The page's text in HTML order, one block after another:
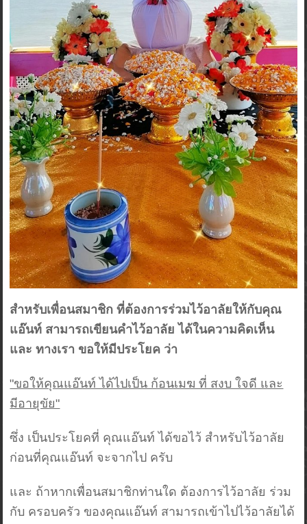
สำหรับเพื่อนสมาชิก ที่ต้องการร่วมไว้อาลัยให้กับคุณ
แอ๊นท์ สามารถเขียนคำไว้อาลัย ได้ในความคิดเห็น
และ ทางเรา ขอให้มีประโยค ว่า
"ขอให้คุณแอ๊นท์ ได้ไปเป็น ก้อนเมฆ ที่ สงบ ใจดี และ
มีอายุขัย"
ซึ่ง เป็นประโยคที่ คุณแอ๊นท์ ได้ขอไว้ สำหรับไว้อาลัย
ก่อนที่คุณแอ๊นท์ จะจากไป ครับ
และ ถ้าหากเพื่อนสมาชิกท่านใด ต้องการไว้อาลัย ร่วม
กับ ครอบครัว ของคุณแอ๊นท์ สามารถเข้าไปไว้อาลัยได้